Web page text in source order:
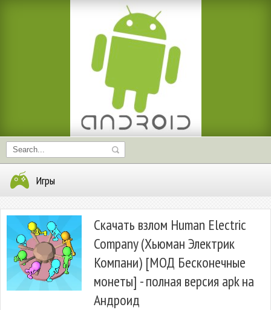
Игры
Скачать взлом Human Electric
Company (Хьюман Электрик
Компани) [МОД Бесконечные
монеты] - полная версия apk на
Андроид